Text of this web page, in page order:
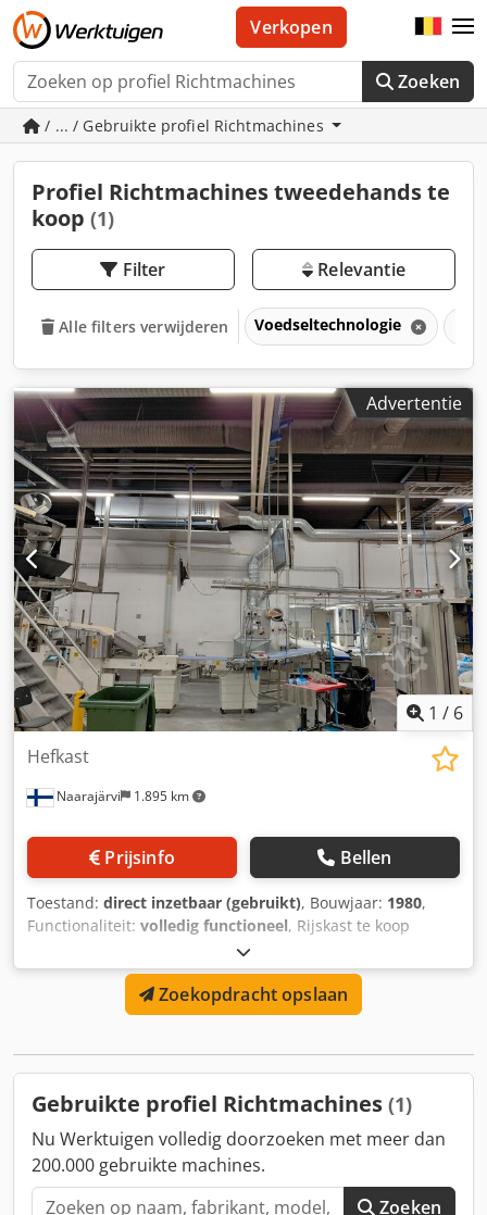
Zoeken
Verkopen
/ ... / Gebruikte profiel Richtmachines
Profiel Richtmachines tweedehands te
koop (1)
Filter Relevantie
Alle filters verwijderen Voedseltechnologie
Advertentie
1 / 6
Naarajärvi 1.895 km
Hefkast
Prijsinfo Bellen
Toestand: direct inzetbaar (gebruikt), Bouwjaar: 1980,
Functionaliteit: volledig functioneel, Rijskast te koop
wegens overbodigheid. Dodpfxjx Iu Skj Afhjkr
Zoekopdracht opslaan
Gebruikte profiel Richtmachines (1)
Nu Werktuigen volledig doorzoeken met meer dan
200.000 gebruikte machines.
Zoeken